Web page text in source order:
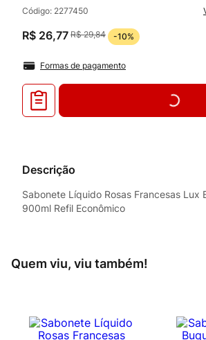
Código: 2277450
R$ 26,77 R$ 29,84 -10%
Formas de pagamento
Descrição
Sabonete Líquido Rosas Francesas Lux
900ml Refil Econômico
Quem viu, viu também!